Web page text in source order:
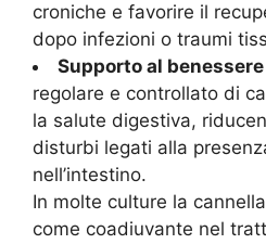
croniche e favorire il
dopo infezioni o traumi
Supporto al
regolare e controllato di
la salute digestiva,
disturbi legati alla
nell’intestino.
In molte culture la
come coadiuvante nel